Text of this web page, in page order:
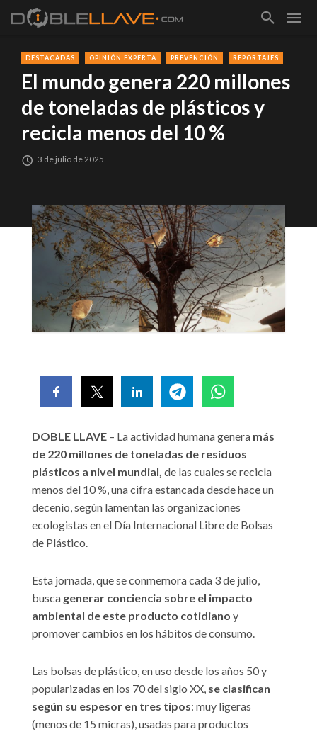
DESTACADAS OPINIÓN EXPERTA PREVENCIÓN REPORTAJES
El mundo genera 220 millones
de toneladas de plásticos y
recicla menos del 10 %
3 de julio de 2025
DOBLE LLAVE – La actividad humana genera más
de 220 millones de toneladas de residuos
plásticos a nivel mundial, de las cuales se recicla
menos del 10 %, una cifra estancada desde hace un
decenio, según lamentan las organizaciones
ecologistas en el Día Internacional Libre de Bolsas
de Plástico.
Esta jornada, que se conmemora cada 3 de julio,
busca generar conciencia sobre el impacto
ambiental de este producto cotidiano y
promover cambios en los hábitos de consumo.
Las bolsas de plástico, en uso desde los años 50 y
popularizadas en los 70 del siglo XX, se clasifican
según su espesor en tres tipos: muy ligeras
(menos de 15 micras), usadas para productos